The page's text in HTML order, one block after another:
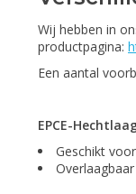
Wij hebben in
productpagina:
Een aantal
EPCE-
Geschikt